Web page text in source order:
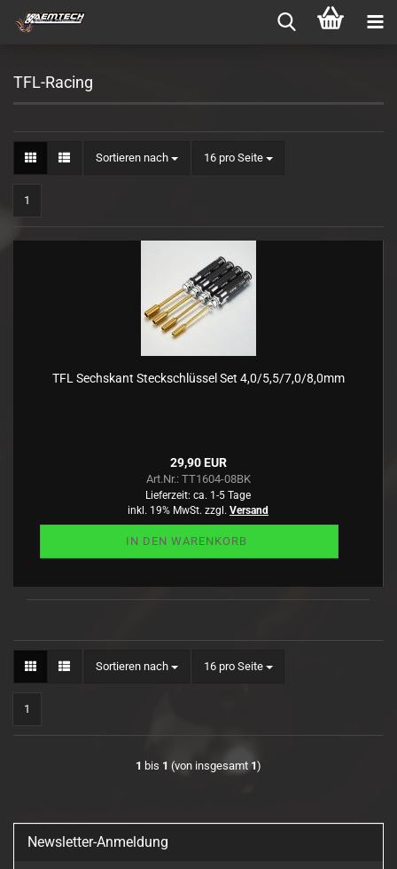
TFL-Racing
Sortieren nach
Sortieren nach 16 pro Seite
pro Seite
1
TFL Sechskant Steckschlüssel Set 4,0/5,5/7,0/8,0mm
29,90 EUR
Art.Nr.: TT1604-08BK
Lieferzeit: ca. 1-5 Tage
inkl. 19% MwSt. zzgl. Versand
IN DEN WARENKORB
Sortieren nach
Sortieren nach 16 pro Seite
pro Seite
1
1 bis 1 (von insgesamt 1)
Newsletter-Anmeldung